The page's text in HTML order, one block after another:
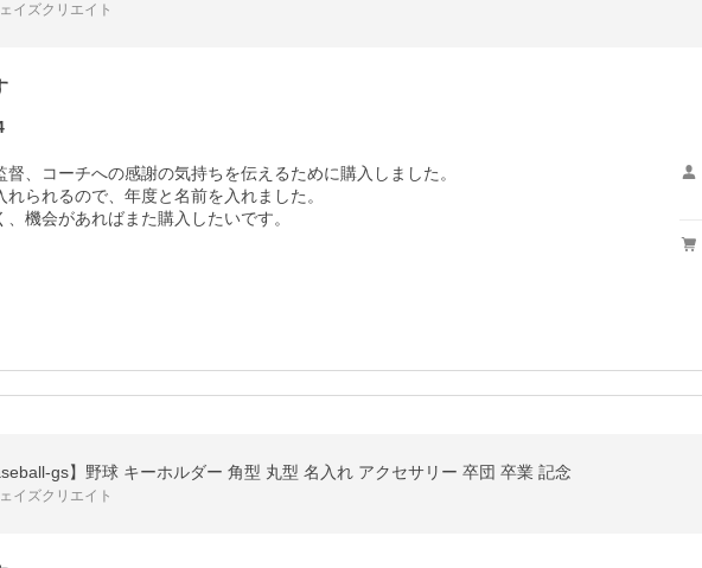
イズクリエイト
督、コーチへの感謝の気持ちを伝えるために購入しました。
られるので、年度と名前を入れました。
gs】野球 キーホルダー 角型 丸型 名入れ アクセサリー 卒団 卒業 記念
イズクリエイト